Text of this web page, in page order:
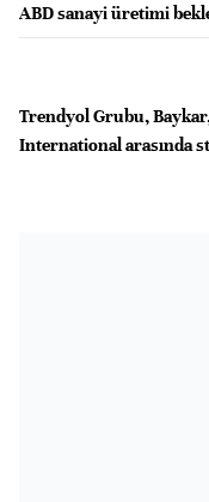
ABD sanayi üretimi
Trendyol Grubu,
International arasında